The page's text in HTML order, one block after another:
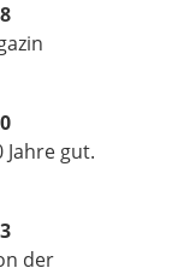
gut.
der